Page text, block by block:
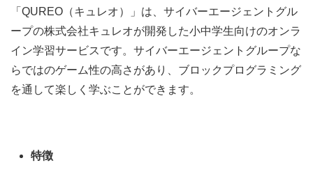
「QUREO（キュレオ）」は、サイバーエージェントグル
ープの株式会社キュレオが開発した小中学生向けのオンラ
イン学習サービスです。サイバーエージェントグループな
らではのゲーム性の高さがあり、ブロックプログラミング
を通して楽しく学ぶことができます。
特徴